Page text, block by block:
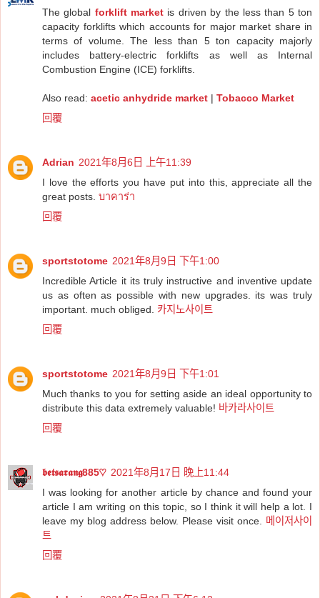
The global forklift market is driven by the less than 5 ton
capacity forklifts which accounts for major market share in
terms of volume. The less than 5 ton capacity majorly
includes battery-electric forklifts as well as Internal
Combustion Engine (ICE) forklifts.
Also read: acetic anhydride market | Tobacco Market
回覆
Adrian 2021年8月6日 上午11:39
I love the efforts you have put into this, appreciate all the
great posts. บาคาร่า
回覆
sportstotome 2021年8月9日 下午1:00
Incredible Article it its truly instructive and inventive update
us as often as possible with new upgrades. its was truly
important. much obliged. 카지노사이트
回覆
sportstotome 2021年8月9日 下午1:01
Much thanks to you for setting aside an ideal opportunity to
distribute this data extremely valuable! 바카라사이트
回覆
𝖇𝖊𝖙𝖘𝖆𝖗𝖆𝖓𝖌885♡ 2021年8月17日 晚上11:44
I was looking for another article by chance and found your
article I am writing on this topic, so I think it will help a lot. I
leave my blog address below. Please visit once. 메이저사이
트
回覆